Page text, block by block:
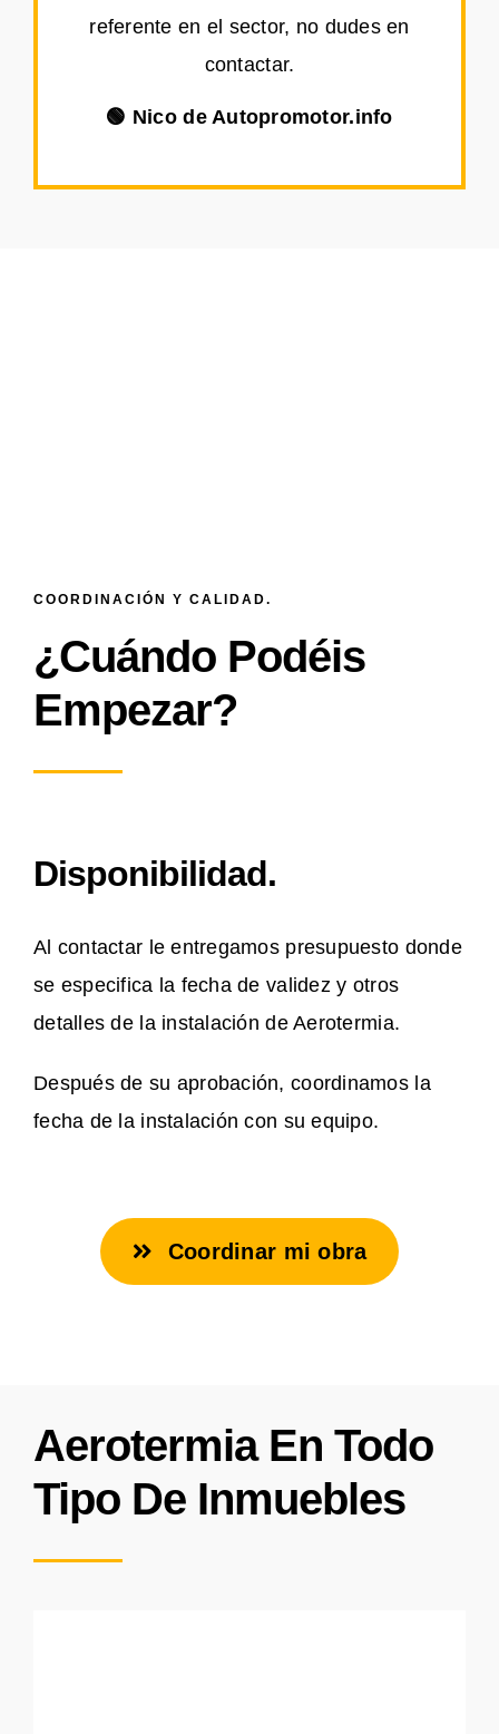
referente en el sector, no dudes en
contactar.
🟢 Nico de Autopromotor.info
COORDINACIÓN Y CALIDAD.
¿Cuándo Podéis
Empezar?
Disponibilidad.
Al contactar le entregamos presupuesto donde
se especifica la fecha de validez y otros
detalles de la instalación de Aerotermia.
Después de su aprobación, coordinamos la
fecha de la instalación con su equipo.
Coordinar mi obra
Aerotermia En Todo
Tipo De Inmuebles